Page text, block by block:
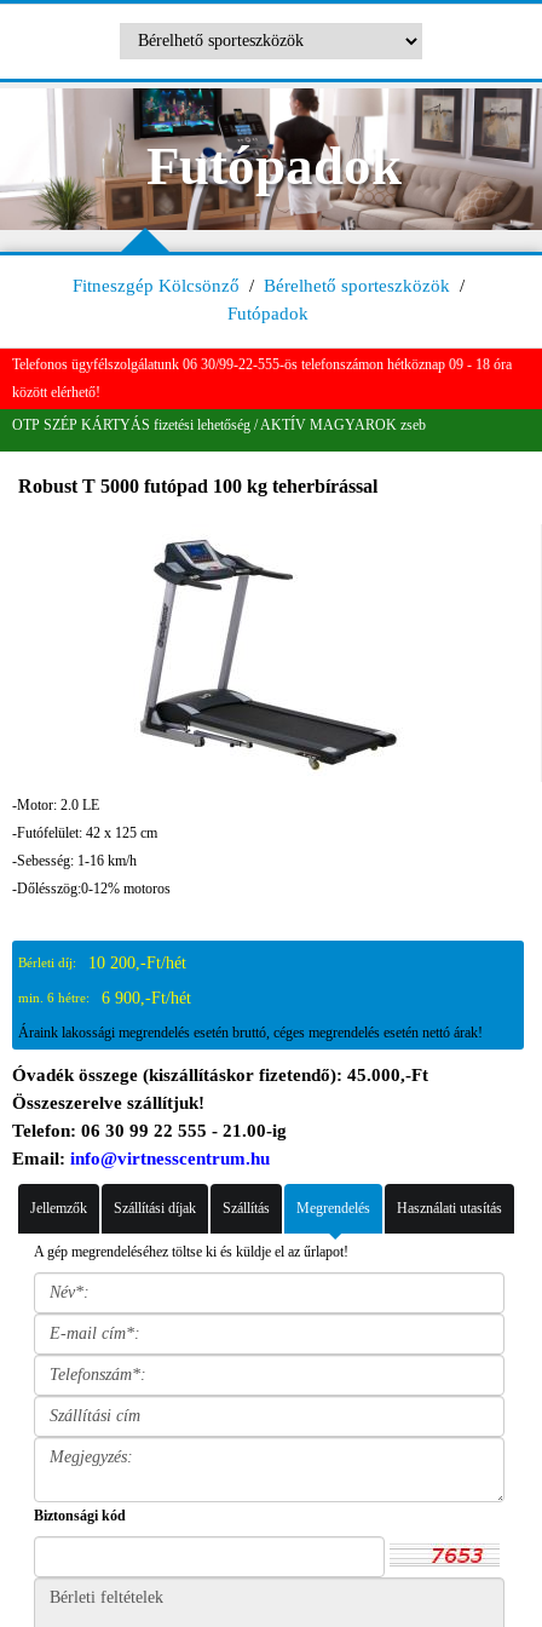
Futópadok
Fitneszgép Kölcsönző / Bérelhető sporteszközök /
Futópadok
Telefonos ügyfélszolgálatunk 06 30/99-22-555-ös telefonszámon hétköznap 09 - 18 óra
között elérhető!
OTP SZÉP KÁRTYÁS fizetési lehetőség / AKTÍV MAGYAROK zseb
Robust T 5000 futópad 100 kg teherbírással
-Motor: 2.0 LE
-Futófelület: 42 x 125 cm
-Sebesség: 1-16 km/h
-Dőlésszög:0-12% motoros
Bérleti díj: 10 200,-Ft/hét
min. 6 hétre: 6 900,-Ft/hét
Áraink lakossági megrendelés esetén bruttó, céges megrendelés esetén nettó árak!
Óvadék összege (kiszállításkor fizetendő): 45.000,-Ft
Összeszerelve szállítjuk!
Telefon: 06 30 99 22 555 - 21.00-ig
Email: info@virtnesscentrum.hu
Jellemzők Szállítási díjak Szállítás Megrendelés Használati utasítás
A gép megrendeléséhez töltse ki és küldje el az űrlapot!
Biztonsági kód